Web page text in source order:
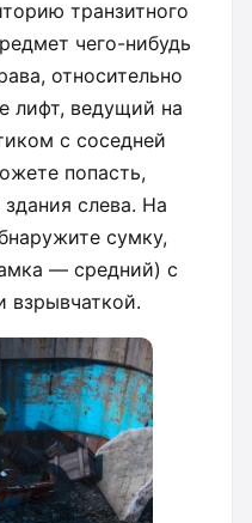
транзитного
чего-нибудь
относительно
лифт, ведущий на
с соседней
попасть,
слева. На
сумку,
— средний) с
взрывчаткой.